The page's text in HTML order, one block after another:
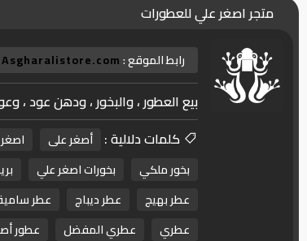
متجر اصغر علي للعطورات
رابط الموقع :Asgharalistore.com
بيع العطور ، والبخور ، ودهن عود ،
كلمات دلالية : أصغر على
بخور ملكي
بخورات اصغر علي
عطر بهيج
عطر ديباج عطر
عطري
عطري المفضل عطور